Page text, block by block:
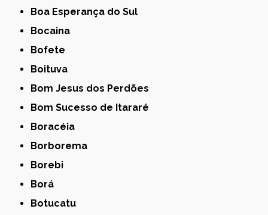
Boa Esperança do Sul
Bocaina
Bofete
Boituva
Bom Jesus dos Perdões
Bom Sucesso de Itararé
Boracéia
Borborema
Borebi
Borá
Botucatu